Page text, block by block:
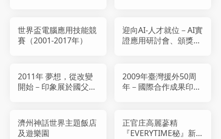
世界盃電腦應用技能競
賽（2001-2017年）
迎向AI-人才就位－AI實
證應用研討會、頒獎典
2011年 夢想，從改變
開始－印象展於國父紀
2009年臺灣援外50周
年－國際合作成果印象
濟州神話世界主題飯店
及遊樂園
正官庄高麗蔘精
『EVERYTIME秘』新